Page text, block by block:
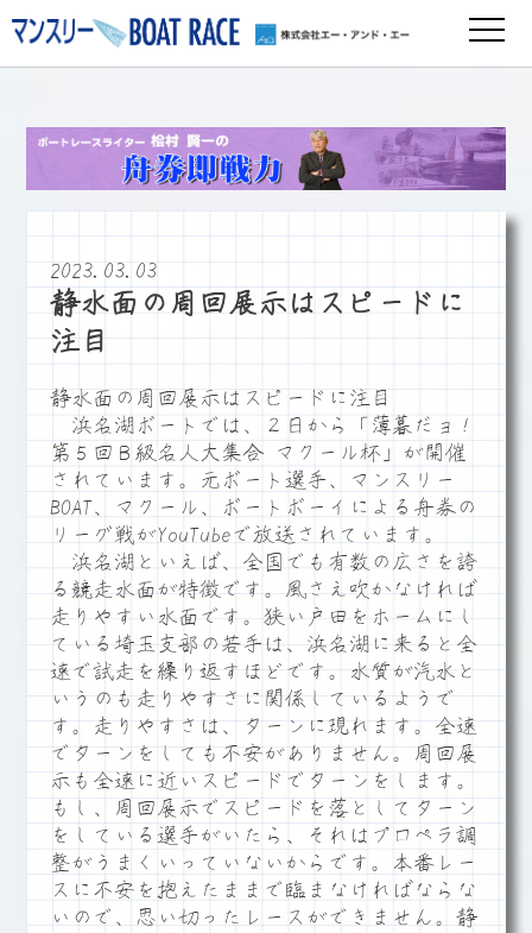
2023.03.03
静水面の周回展示はスピードに
注目
静水面の周回展示はスピードに注目
浜名湖ボートでは、２日から「薄暮だョ！
第５回Ｂ級名人大集合 マクール杯」が開催
されています。元ボート選手、マンスリー
BOAT、マクール、ボートボーイによる舟券の
リーグ戦がYouTubeで放送されています。
浜名湖といえば、全国でも有数の広さを誇
る競走水面が特徴です。風さえ吹かなければ
走りやすい水面です。狭い戸田をホームにし
ている埼玉支部の若手は、浜名湖に来ると全
速で試走を繰り返すほどです。水質が汽水と
いうのも走りやすさに関係しているようで
す。走りやすさは、ターンに現れます。全速
でターンをしても不安がありません。周回展
示も全速に近いスピードでターンをします。
もし、周回展示でスピードを落としてターン
をしている選手がいたら、それはプロペラ調
整がうまくいっていないからです。本番レー
スに不安を抱えたままで臨まなければならな
いので、思い切ったレースができません。静